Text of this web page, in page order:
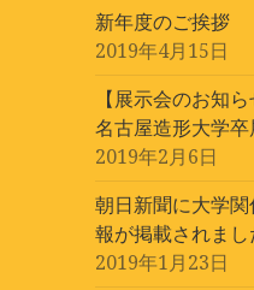
新年度のご挨拶
2019年4月15日
【展示会のお知
名古屋造形大学
2019年2月6日
朝日新聞に大学
報が掲載されまし
2019年1月23日